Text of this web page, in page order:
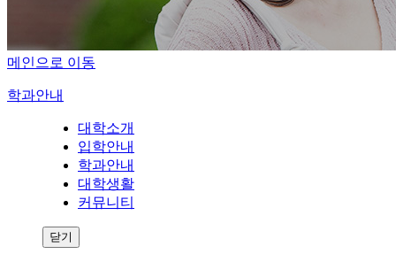
메인으로 이동
학과안내
대학소개
입학안내
학과안내
대학생활
커뮤니티
닫기